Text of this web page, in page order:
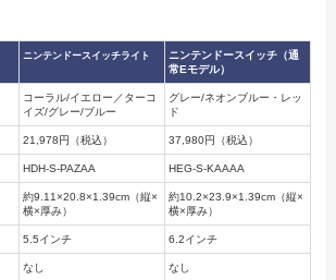
ニンテンドースイッチライト ニンテンドースイッチ（通
常Eモデル）
コーラル/イエロー／ターコ
イズ/グレー/ブルー
グレー/ネオンブルー・レッ
ド
21,978円（税込） 37,980円（税込）
HDH-S-PAZAA HEG-S-KAAAA
約9.11×20.8×1.39cm（縦×
横×厚み）
約10.2×23.9×1.39cm（縦×
横×厚み）
5.5インチ 6.2インチ
なし なし